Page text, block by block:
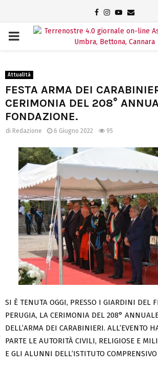
Facebook
Instagram
Youtube
Email
PRIMARY
Attualità
FESTA ARMA DEI
CERIMONIA DEL 208°
FONDAZIONE.
di Redazione 6 Giugno 2022 95
SI È TENUTA OGGI, PRESSO I GIARDINI DEL
PERUGIA, LA CERIMONIA DEL 208°
DELL’ARMA DEI CARABINIERI. ALL’EVENTO
PARTE LE AUTORITÀ CIVILI, RELIGIOSE E
E GLI ALUNNI DELL’ISTITUTO